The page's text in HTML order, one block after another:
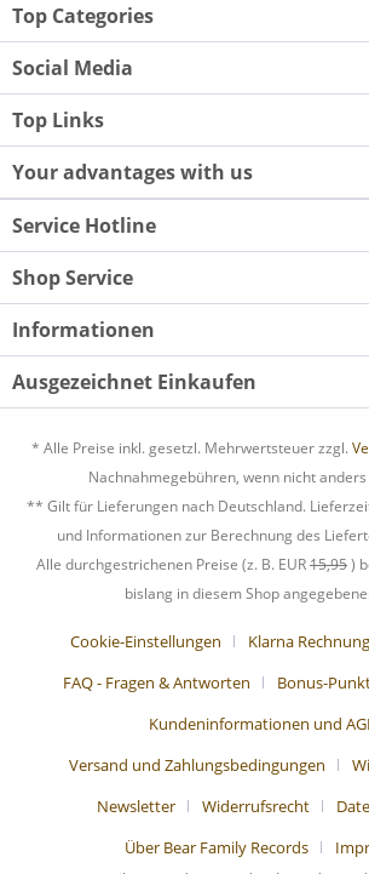
Top Categories
Social Media
Top Links
Your advantages with us
Service Hotline
Shop Service
Informationen
Ausgezeichnet Einkaufen
* Alle Preise inkl. gesetzl. Mehrwertsteuer zzgl.
Nachnahmegebühren, wenn nicht
** Gilt für Lieferungen nach Deutschland.
und Informationen zur Berechnung des
Alle durchgestrichenen Preise (z. B. EUR15,95)
bislang in diesem Shop
Cookie-Einstellungen Klarna Rechnung
FAQ - Fragen & Antworten
Bonus-
Kundeninformationen und
Versand und Zahlungsbedingungen
Newsletter
Widerrufsrecht
Über Bear Family Records